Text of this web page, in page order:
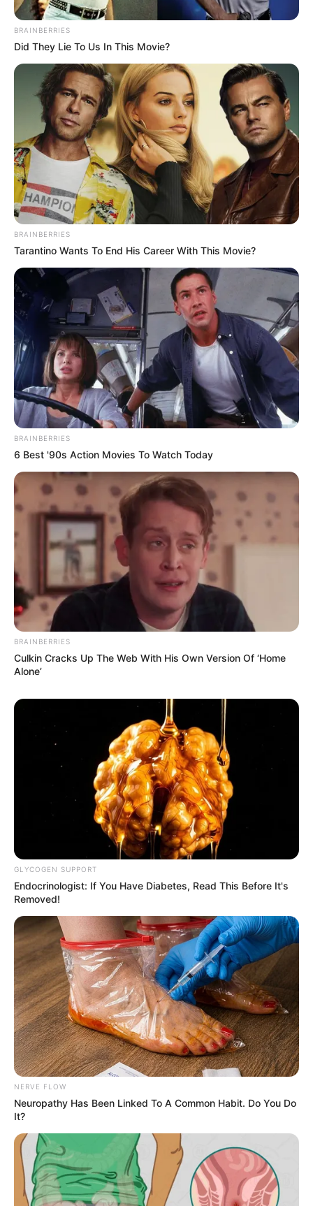
BRAINBERRIES
Did They Lie To Us In This Movie?
BRAINBERRIES
Tarantino Wants To End His Career With This Movie?
BRAINBERRIES
6 Best '90s Action Movies To Watch Today
BRAINBERRIES
Culkin Cracks Up The Web With His Own Version Of ‘Home
Alone’
GLYCOGEN SUPPORT
Endocrinologist: If You Have Diabetes, Read This Before It's
Removed!
NERVE FLOW
Neuropathy Has Been Linked To A Common Habit. Do You Do
It?